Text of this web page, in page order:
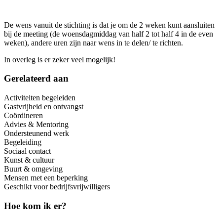
De wens vanuit de stichting is dat je om de 2 weken kunt aansluiten
bij de meeting (de woensdagmiddag van half 2 tot half 4 in de even
weken), andere uren zijn naar wens in te delen/ te richten.
In overleg is er zeker veel mogelijk!
Gerelateerd aan
Activiteiten begeleiden
Gastvrijheid en ontvangst
Coördineren
Advies & Mentoring
Ondersteunend werk
Begeleiding
Sociaal contact
Kunst & cultuur
Buurt & omgeving
Mensen met een beperking
Geschikt voor bedrijfsvrijwilligers
Hoe kom ik er?